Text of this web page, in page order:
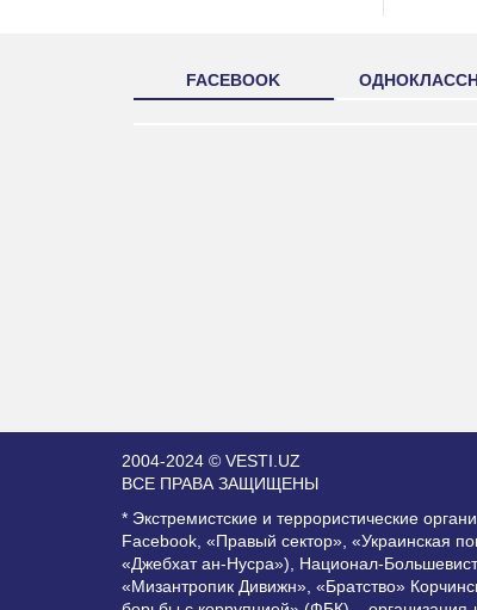
FACEBOOK
2004-2024 © VESTI.UZ
ВСЕ ПРАВА ЗАЩИЩЕНЫ
* Экстремистские и террористические
Facebook, «Правый сектор», «Украинская
«Джебхат ан-Нусра»), Национал-
«Мизантропик Дивижн», «Братство»